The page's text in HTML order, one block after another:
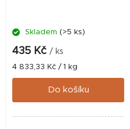
Skladem (>5 ks)
435 Kč / ks
Měrná
cena:
4 833,33 Kč / 1 kg
Do košíku